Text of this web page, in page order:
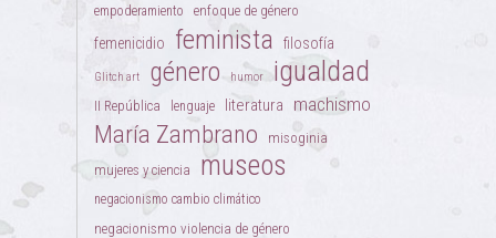
empoderamiento enfoque de género
femenicidio feminista filosofía
Glitch art género humor igualdad
II República lenguaje literatura machismo
María Zambrano
misoginia
mujeres y ciencia
museos
negacionismo cambio climático
negacionismo violencia de género